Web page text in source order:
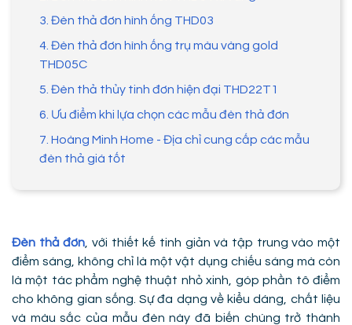
3. Đèn thả đơn hình ống THD03
4. Đèn thả đơn hình ống trụ màu vàng gold
THD05C
5. Đèn thả thủy tinh đơn hiện đại THD22T1
6. Ưu điểm khi lựa chọn các mẫu đèn thả đơn
7. Hoàng Minh Home - Địa chỉ cung cấp các mẫu
đèn thả giá tốt
Đèn thả đơn , với thiết kế tinh giản và tập trung vào một
điểm sáng, không chỉ là một vật dụng chiếu sáng mà còn
là một tác phẩm nghệ thuật nhỏ xinh, góp phần tô điểm
cho không gian sống. Sự đa dạng về kiểu dáng, chất liệu
và màu sắc của mẫu đèn này đã biến chúng trở thành